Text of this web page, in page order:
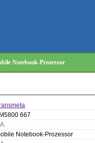
Notebook-Prozessor
667
Notebook-Prozessor